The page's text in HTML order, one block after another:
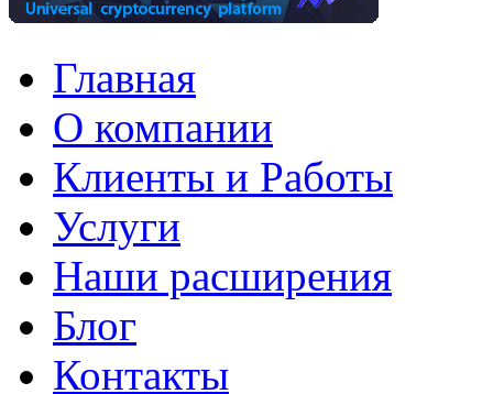
Главная
О компании
Клиенты и Работы
Услуги
Наши расширения
Блог
Контакты